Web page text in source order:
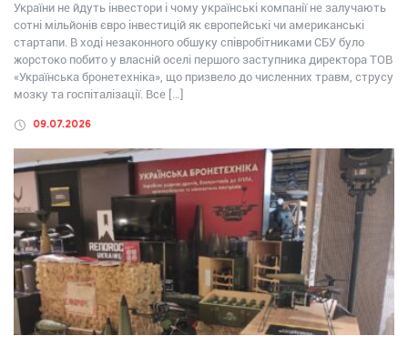
України не йдуть інвестори і чому українські компанії не залучають
сотні мільйонів євро інвестицій як європейські чи американські
стартапи. В ході незаконного обшуку співробітниками СБУ було
жорстоко побито у власній оселі першого заступника директора ТОВ
«Українська бронетехніка», що призвело до численних травм, струсу
мозку та госпіталізації. Все […]
09.07.2026